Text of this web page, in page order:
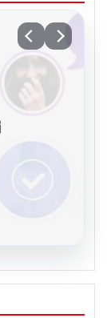
Seviyeli